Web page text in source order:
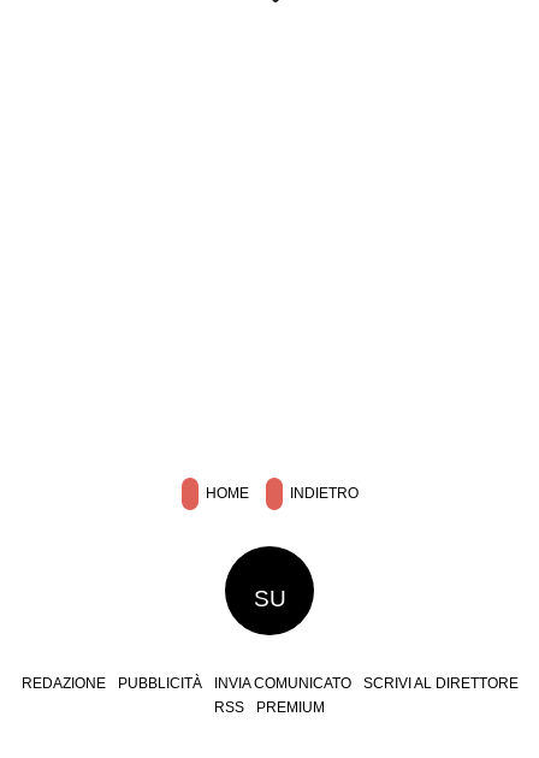
HOME INDIETRO
SU
REDAZIONE PUBBLICITÀ INVIA COMUNICATO
SCRIVI AL DIRETTORE
RSS
PREMIUM